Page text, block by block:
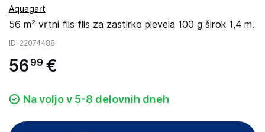
Aquagart
56 m² vrtni flis flis za zastirko plevela 100 g širok 1,4 m.
ID: 22074488
56 99 €
Na voljo v 5-8 delovnih dneh